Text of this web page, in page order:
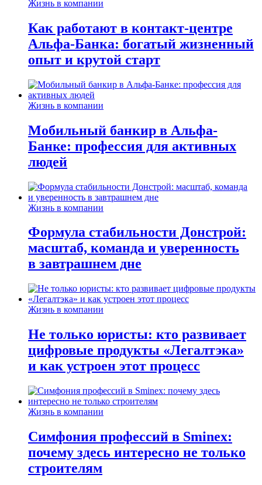
Жизнь в компании
Как работают в контакт-центре
Альфа-Банка: богатый жизненный
опыт и крутой старт
Жизнь в компании
Мобильный банкир в Альфа-
Банке: профессия для активных
людей
Жизнь в компании
Формула стабильности Донстрой:
масштаб, команда и уверенность
в завтрашнем дне
Жизнь в компании
Не только юристы: кто развивает
цифровые продукты «Легалтэка»
и как устроен этот процесс
Жизнь в компании
Симфония профессий в Sminex:
почему здесь интересно не только
строителям